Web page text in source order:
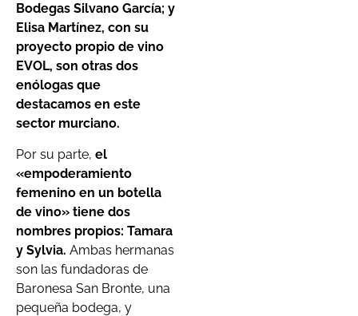
Bodegas Silvano García; y
Elisa Martínez, con su
proyecto propio de vino
EVOL, son otras dos
enólogas que
destacamos en este
sector murciano.
Por su parte, el
«empoderamiento
femenino en un botella
de vino» tiene dos
nombres propios: Tamara
y Sylvia. Ambas hermanas
son las fundadoras de
Baronesa San Bronte, una
pequeña bodega, y